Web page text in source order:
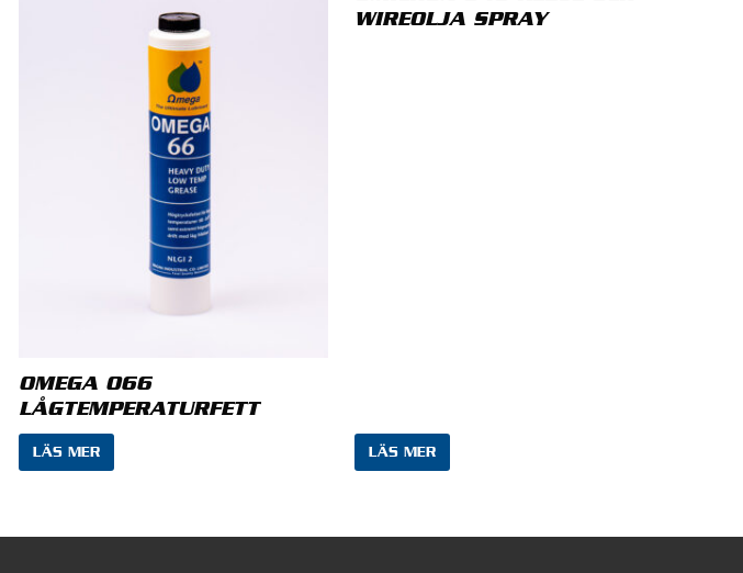
och webbplats i denna webbläsare till nästa gång jag
OMEGA 066
LÅGTEMPERATURFETT
LÄS MER
WIREOLJA SPRAY
LÄS MER